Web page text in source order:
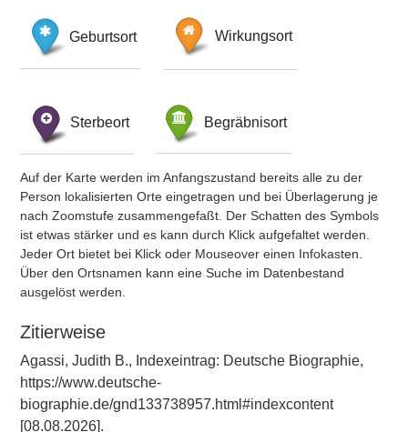
Geburtsort Wirkungsort
Sterbeort Begräbnisort
Auf der Karte werden im Anfangszustand bereits alle zu der
Person lokalisierten Orte eingetragen und bei Überlagerung je
nach Zoomstufe zusammengefaßt. Der Schatten des Symbols
ist etwas stärker und es kann durch Klick aufgefaltet werden.
Jeder Ort bietet bei Klick oder Mouseover einen Infokasten.
Über den Ortsnamen kann eine Suche im Datenbestand
ausgelöst werden.
Zitierweise
Agassi, Judith B., Indexeintrag: Deutsche Biographie,
https://www.deutsche-
biographie.de/gnd133738957.html#indexcontent
[08.08.2026].